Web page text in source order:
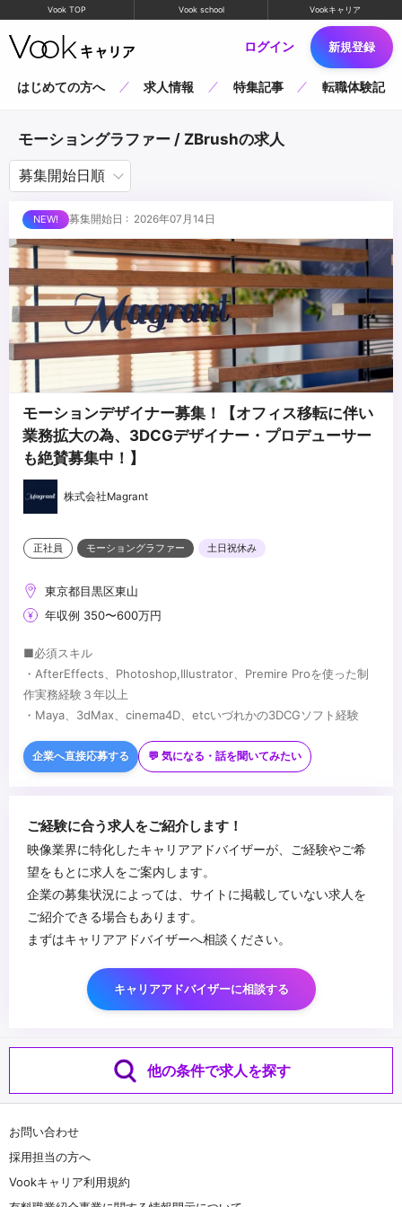
Vook TOP Vook school Vookキャリア
ログイン 新規登録
はじめての方へ 求人情報 特集記事 転職体験記
モーショングラファー / ZBrushの求人
募集開始日 : 2026年07月14日
モーションデザイナー募集！【オフィス移転に伴い
業務拡大の為、3DCGデザイナー・プロデューサー
も絶賛募集中！】
株式会社Magrant
正社員 モーショングラファー 土日祝休み
東京都目黒区東山
年収例 350〜600万円
■必須スキル
・AfterEffects、Photoshop,Illustrator、Premire Proを使った制
作実務経験３年以上
・Maya、3dMax、cinema4D、etcいづれかの3DCGソフト経験
・グラフィックデザイン・撮影・ディレクションなどの経験、イラ
スト描ける方歓迎
企業へ直接応募する 💬 気になる・話を聞いてみたい
ご経験に合う求人をご紹介します！
映像業界に特化したキャリアアドバイザーが、ご経験やご希
望をもとに求人をご案内します。
企業の募集状況によっては、サイトに掲載していない求人を
ご紹介できる場合もあります。
まずはキャリアアドバイザーへ相談ください。
キャリアアドバイザーに相談する
他の条件で求人を探す
お問い合わせ
採用担当の方へ
Vookキャリア利用規約